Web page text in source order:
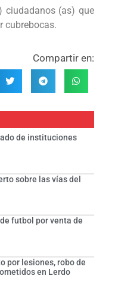
ciudadanos (as) que
cubrebocas.
Compartir en:
de instituciones
sobre las vías del
futbol por venta de
por lesiones, robo de
en Lerdo